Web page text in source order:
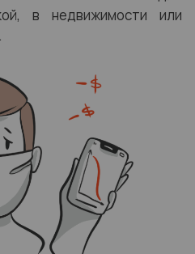
в недвижимости или